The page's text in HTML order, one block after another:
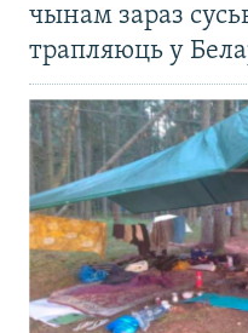
чынам зараз
трапляюць у